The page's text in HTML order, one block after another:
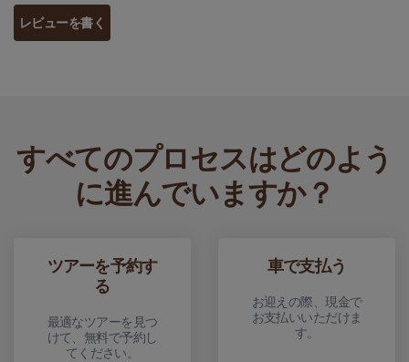
レビューを書く
すべてのプロセスはどのよう
に進んでいますか？
ツアーを予約す
る
最適なツアーを見つ
けて、無料で予約し
てください。
車で支払う
お迎えの際、現金で
お支払いいただけま
す。